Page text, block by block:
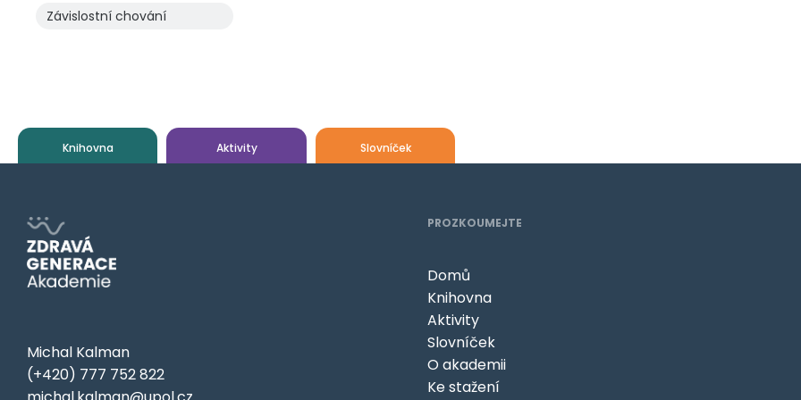
Závislostní chování
Knihovna Aktivity Slovníček
Michal Kalman
(+420) 777 752 822
PROZKOUMEJTE
Domů
Knihovna
Aktivity
Slovníček
O akademii
Ke stažení